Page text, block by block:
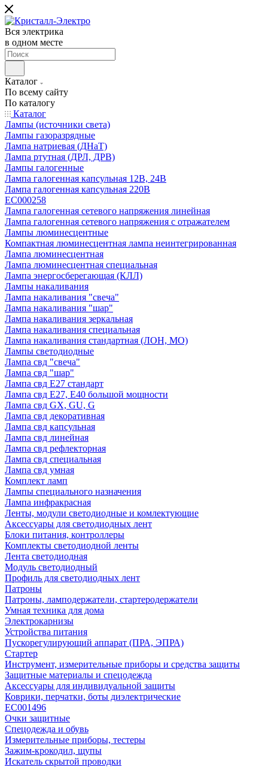
Вся электрика
в одном месте
Каталог
По всему сайту
По каталогу
Каталог
Лампы (источники света)
Лампы газоразрядные
Лампа натриевая (ДНаТ)
Лампа ртутная (ДРЛ, ДРВ)
Лампы галогенные
Лампа галогенная капсульная 12В, 24В
Лампа галогенная капсульная 220В
EC000258
Лампа галогенная сетевого напряжения линейная
Лампа галогенная сетевого напряжения с отражателем
Лампы люминесцентные
Компактная люминесцентная лампа неинтегрированная
Лампа люминесцентная
Лампа люминесцентная специальная
Лампа энергосберегающая (КЛЛ)
Лампы накаливания
Лампа накаливания "свеча"
Лампа накаливания "шар"
Лампа накаливания зеркальная
Лампа накаливания специальная
Лампа накаливания стандартная (ЛОН, МО)
Лампы светодиодные
Лампа свд "свеча"
Лампа свд "шар"
Лампа свд E27 стандарт
Лампа свд E27, Е40 большой мощности
Лампа свд GX, GU, G
Лампа свд декоративная
Лампа свд капсульная
Лампа свд линейная
Лампа свд рефлекторная
Лампа свд специальная
Лампа свд умная
Комплект ламп
Лампы специального назначения
Лампа инфракрасная
Ленты, модули светодиодные и комлектующие
Аксессуары для светодиодных лент
Блоки питания, контроллеры
Комплекты светодиодной ленты
Лента светодиодная
Модуль светодиодный
Профиль для светодиодных лент
Патроны
Патроны, ламподержатели, стартеродержатели
Умная техника для дома
Электрокарнизы
Устройства питания
Пускорегулирующий аппарат (ПРА, ЭПРА)
Стартер
Инструмент, измерительные приборы и средства защиты
Защитные материалы и спецодежда
Аксессуары для индивидуальной защиты
Коврики, перчатки, боты диэлектрические
EC001496
Очки защитные
Спецодежда и обувь
Измерительные приборы, тестеры
Зажим-крокодил, щупы
Искатель скрытой проводки